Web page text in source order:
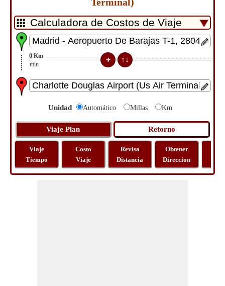
0 Km
min
Unidad Automático Millas Km
Viaje
Tiempo
Costo
Viaje
Revisa
Distancia
Obtener
Direccion